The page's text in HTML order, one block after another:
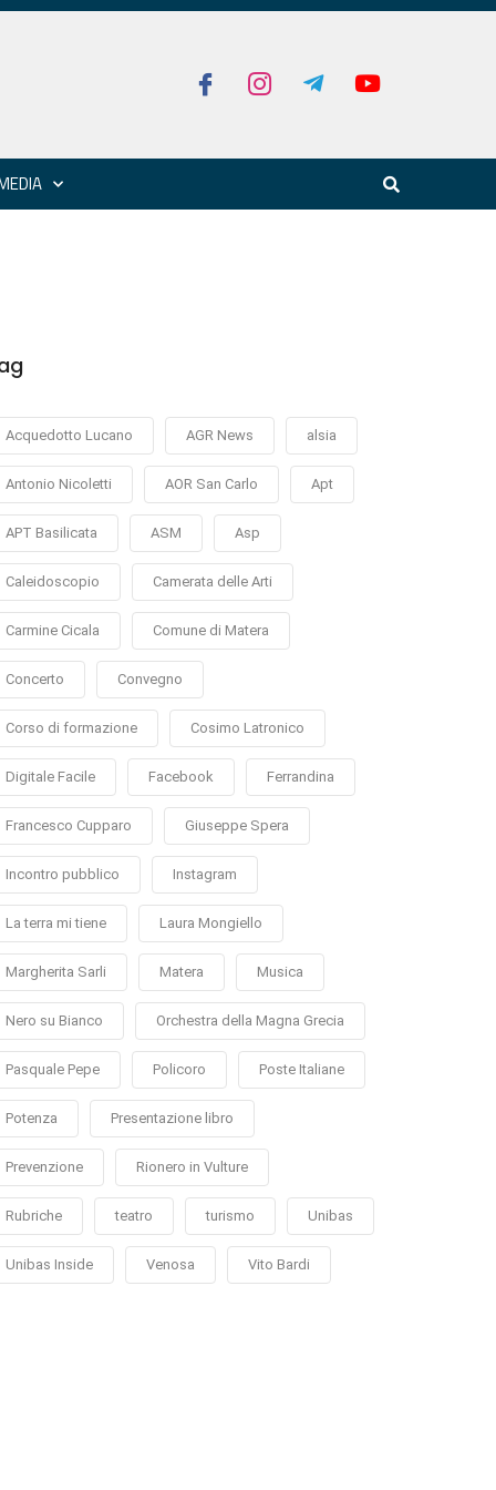
Acquedotto Lucano AGR News alsia
Antonio Nicoletti AOR San Carlo Apt
APT Basilicata ASM Asp
Caleidoscopio Camerata delle Arti
Carmine Cicala Comune di Matera
Concerto Convegno
Corso di formazione Cosimo Latronico
Digitale Facile Facebook Ferrandina
Francesco Cupparo Giuseppe Spera
Incontro pubblico Instagram
La terra mi tiene Laura Mongiello
Margherita Sarli Matera Musica
Nero su Bianco Orchestra della Magna Grecia
Pasquale Pepe Policoro Poste Italiane
Potenza Presentazione libro
Prevenzione Rionero in Vulture
Rubriche teatro turismo Unibas
Unibas Inside Venosa Vito Bardi